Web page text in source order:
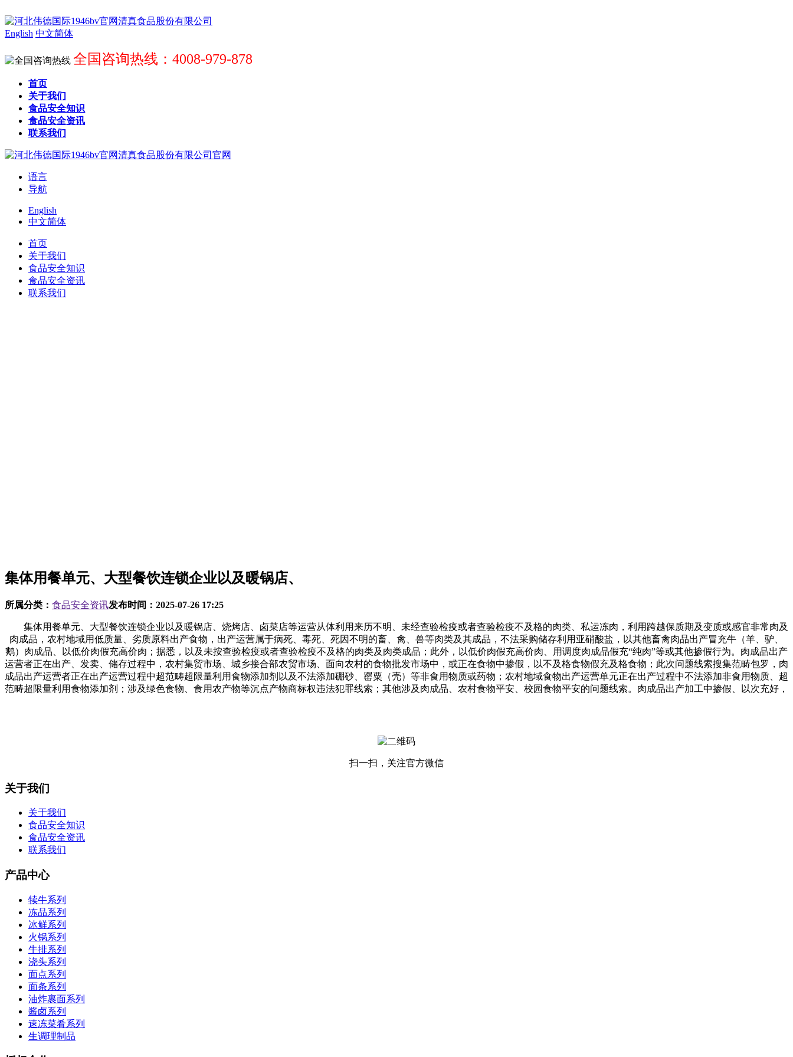
English 中文简体
全国咨询热线：4008-979-878
首页
关于我们
食品安全知识
食品安全资讯
联系我们
语言
导航
English
中文简体
首页
关于我们
食品安全知识
食品安全资讯
联系我们
集体用餐单元、大型餐饮连锁企业以及暖锅店、
所属分类： 食品安全资讯发布时间： 2025-07-26 17:25
集体用餐单元、大型餐饮连锁企业以及暖锅店、烧烤店、卤菜店等运营从体利用来历不明、未经查验检疫或者查验检疫不及格的肉类、私运冻肉，利用跨越保质期及变质或感官非常肉及
肉成品，农村地域用低质量、劣质原料出产食物，出产运营属于病死、毒死、死因不明的畜、禽、兽等肉类及其成品，不法采购储存利用亚硝酸盐，以其他畜禽肉品出产冒充牛（羊、驴、
鹅）肉成品、以低价肉假充高价肉；据悉，以及未按查验检疫或者查验检疫不及格的肉类及肉类成品；此外，以低价肉假充高价肉、用调度肉成品假充“纯肉”等或其他掺假行为。肉成品出产
运营者正在出产、发卖、储存过程中，农村集贸市场、城乡接合部农贸市场、面向农村的食物批发市场中，或正在食物中掺假，以不及格食物假充及格食物；此次问题线索搜集范畴包罗，肉
成品出产运营者正在出产运营过程中超范畴超限量利用食物添加剂以及不法添加硼砂、罂粟（壳）等非食用物质或药物；农村地域食物出产运营单元正在出产过程中不法添加非食用物质、超
范畴超限量利用食物添加剂；涉及绿色食物、食用农产物等沉点产物商标权违法犯罪线索；其他涉及肉成品、农村食物平安、校园食物平安的问题线索。肉成品出产加工中掺假、以次充好，
扫一扫，关注官方微信
关于我们
关于我们
食品安全知识
食品安全资讯
联系我们
产品中心
犊牛系列
冻品系列
冰鲜系列
火锅系列
牛排系列
浇头系列
面点系列
面条系列
油炸裹面系列
酱卤系列
速冻菜肴系列
生调理制品